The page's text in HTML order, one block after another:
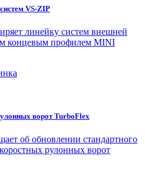
VS-ZIP
линейку систем внешней
концевым профилем MINI
ворот TurboFlex
об обновлении стандартного
рулонных ворот